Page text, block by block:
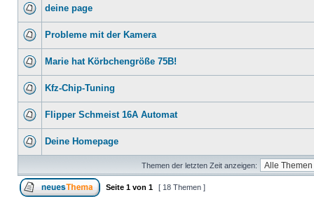
deine page
Probleme mit der Kamera
Marie hat Körbchengröße 75B!
Kfz-Chip-Tuning
Flipper Schmeist 16A Automat
Deine Homepage
Themen der letzten Zeit anzeigen:
Seite 1 von 1 [ 18 Themen ]